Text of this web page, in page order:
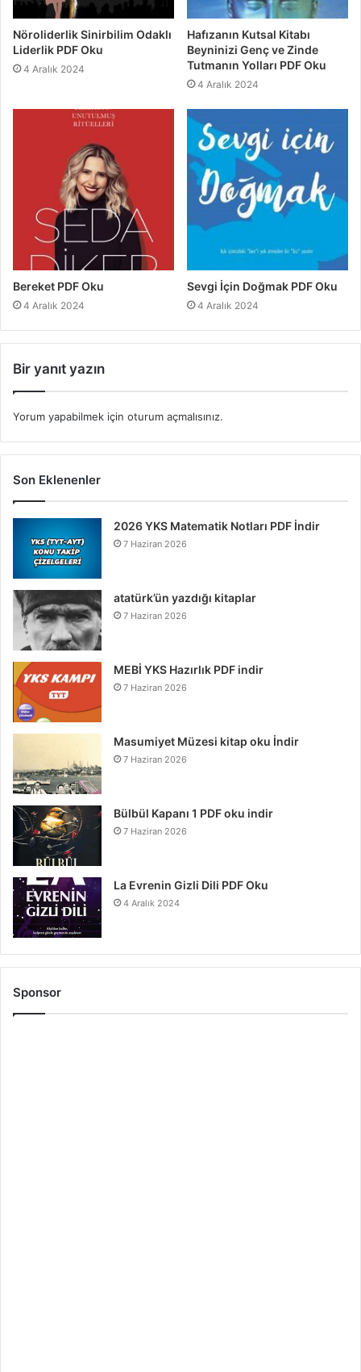
Nöroliderlik Sinirbilim Odaklı
Liderlik PDF Oku
4 Aralık 2024
Hafızanın Kutsal Kitabı
Beyninizi Genç ve Zinde
Tutmanın Yolları PDF Oku
4 Aralık 2024
Bereket PDF Oku
4 Aralık 2024
Sevgi İçin Doğmak PDF Oku
4 Aralık 2024
Bir yanıt yazın
Yorum yapabilmek için oturum açmalısınız.
Son Eklenenler
2026 YKS Matematik Notları PDF İndir
7 Haziran 2026
atatürk’ün yazdığı kitaplar
7 Haziran 2026
MEBİ YKS Hazırlık PDF indir
7 Haziran 2026
Masumiyet Müzesi kitap oku İndir
7 Haziran 2026
Bülbül Kapanı 1 PDF oku indir
7 Haziran 2026
La Evrenin Gizli Dili PDF Oku
4 Aralık 2024
Sponsor